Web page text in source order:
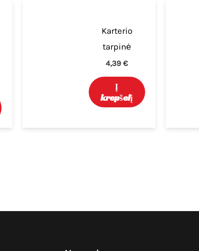
Karterio
tarpinė
4,39€
Į
krepšelį